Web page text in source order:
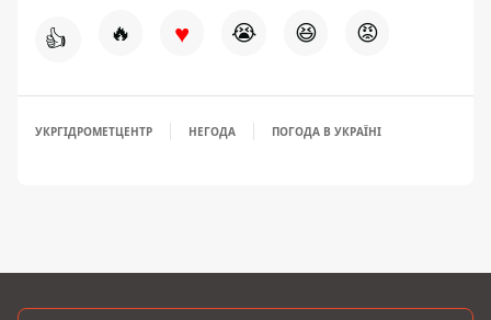
👍 🔥 ♥ 😭 😆 😡
УКРГІДРОМЕТЦЕНТР НЕГОДА ПОГОДА В УКРАЇНІ